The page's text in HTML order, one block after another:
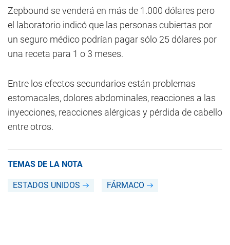
Zepbound se venderá en más de 1.000 dólares pero
el laboratorio indicó que las personas cubiertas por
un seguro médico podrían pagar sólo 25 dólares por
una receta para 1 o 3 meses.
Entre los efectos secundarios están problemas
estomacales, dolores abdominales, reacciones a las
inyecciones, reacciones alérgicas y pérdida de cabello
entre otros.
TEMAS DE LA NOTA
ESTADOS UNIDOS FÁRMACO